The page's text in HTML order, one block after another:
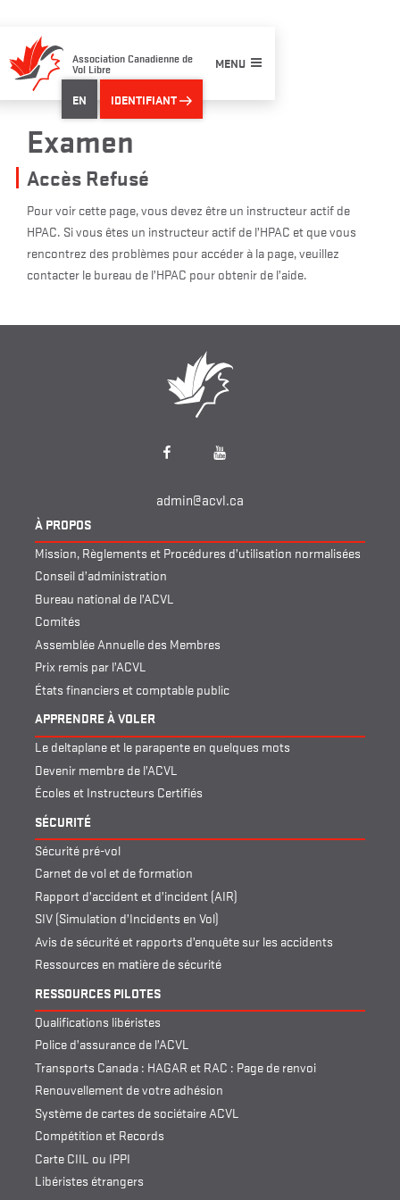
content
Association Canadienne de
Vol Libre MENU
EN IDENTIFIANT
Examen
Accès Refusé
Pour voir cette page, vous devez être un instructeur actif de
HPAC. Si vous êtes un instructeur actif de l’HPAC et que vous
rencontrez des problèmes pour accéder à la page, veuillez
contacter le bureau de l’HPAC pour obtenir de l’aide.
Facebook YouTube
admin@acvl.ca
À PROPOS
Mission, Règlements et Procédures d’utilisation normalisées
Conseil d’administration
Bureau national de l’ACVL
Comités
Assemblée Annuelle des Membres
Prix remis par l’ACVL
États financiers et comptable public
APPRENDRE À VOLER
Le deltaplane et le parapente en quelques mots
Devenir membre de l’ACVL
Écoles et Instructeurs Certifiés
SÉCURITÉ
Sécurité pré-vol
Carnet de vol et de formation
Rapport d’accident et d’incident (AIR)
SIV (Simulation d’Incidents en Vol)
Avis de sécurité et rapports d’enquête sur les accidents
Ressources en matière de sécurité
RESSOURCES PILOTES
Qualifications libéristes
Police d’assurance de l’ACVL
Transports Canada : HAGAR et RAC : Page de renvoi
Renouvellement de votre adhésion
Système de cartes de sociétaire ACVL
Compétition et Records
Carte CIIL ou IPPI
Libéristes étrangers